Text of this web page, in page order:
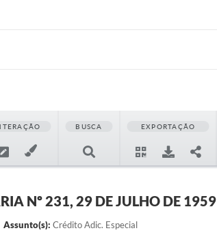
BUSCA EXPORTAÇÃO
Nº 231, 29 DE JULHO DE 1959
Assunto(s): Crédito Adic. Especial